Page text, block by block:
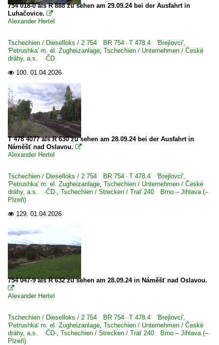
Schmalspurbahnen
Museumsbahn Schönheide
Strecken | KBS 500-599
536 Annaberg-Buchholz – Schwarzenberg
555 Gera – Triptis – Weida – Saalfeld
Unternehmen (A - K)
Altmark-Rail GmbH, Oebisfelde-Weferlingen ·AMR·
BBL Logistik GmbH, Hannover
Captrain - Hörseltalbahn GmbH, Eisenach ·HTB·
Captrain Deutschland GmbH ·CTD· ab 01.2010
Cargo Logistik Rail-Service ·CLR·
Centralbahn GmbH, Mönchengladbach ·CBB·
DB RegioNetz - Westfrankenbahn ·WFB·
Deutsche Gleis- und Tiefbau GmbH ·DGT·
EfW-Verkehrsgesellschaft mbH, Frechen
Havelländische Eisenbahn AG ·HVLE·
Internationale Gesellschaft für Eisenbahnverkehr,
754 018-0 als R 888 zu sehen am 29.09.24 bei der Ausfahrt in
Luhačovice. 
Alexander Hertel
Tschechien / Dieselloks / 2 754 BR 754 · T 478.4 'Brejlovci',
'Petrushka' m. el. Zugheizanlage, Tschechien / Unternehmen / České
dráhy, a.s. ·ČD·
 100. 01.04.2026
T 478 4077 als R 630 zu sehen am 28.09.24 bei der Ausfahrt in
Náměšť nad Oslavou. 
Alexander Hertel
Tschechien / Dieselloks / 2 754 BR 754 · T 478.4 'Brejlovci',
'Petrushka' m. el. Zugheizanlage, Tschechien / Unternehmen / České
dráhy, a.s. ·ČD·, Tschechien / Strecken / Trať 240 Brno – Jihlava (–
Plzeň)
 129. 01.04.2026
754 047-9 als R 632 zu sehen am 28.09.24 in Náměšť nad Oslavou.

Alexander Hertel
Tschechien / Dieselloks / 2 754 BR 754 · T 478.4 'Brejlovci',
'Petrushka' m. el. Zugheizanlage, Tschechien / Unternehmen / České
dráhy, a.s. ·ČD·, Tschechien / Strecken / Trať 240 Brno – Jihlava (–
Plzeň)